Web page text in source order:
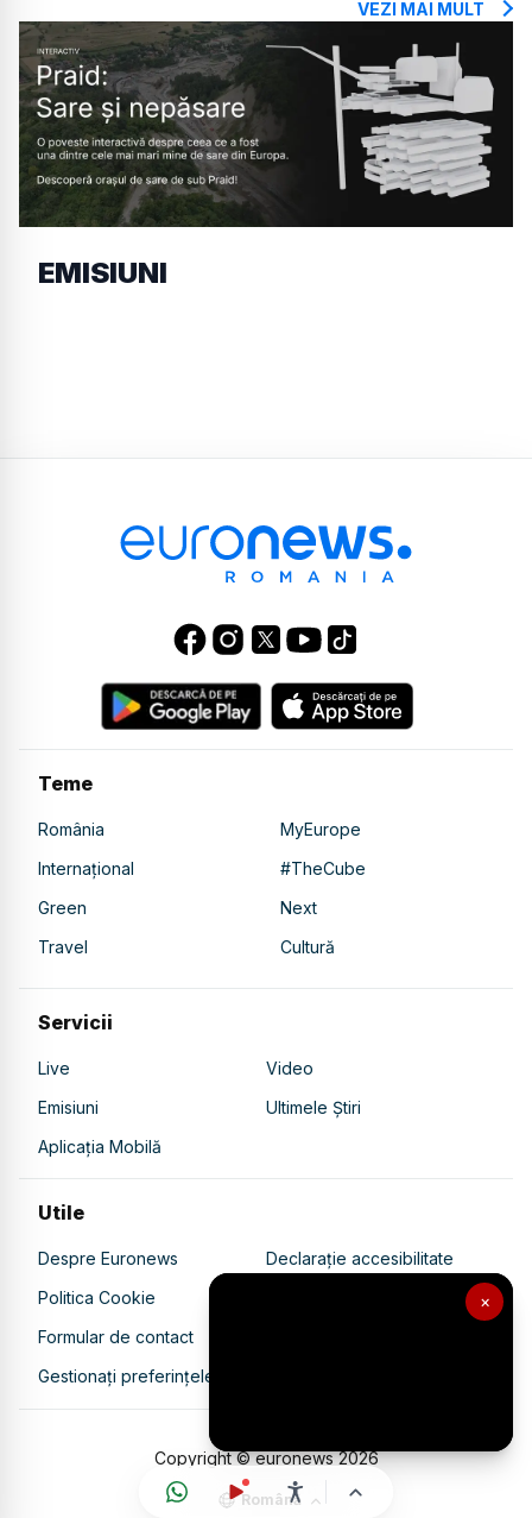
×
VEZI MAI MULT
EMISIUNI
Teme
România
MyEurope
Internațional
#TheCube
Green
Next
Travel
Cultură
Servicii
Live
Video
Emisiuni
Ultimele Știri
Aplicația Mobilă
Utile
Despre Euronews
Declarație accesibilitate
Politica Cookie
Politica de confidențialitate
Formular de contact
Gestionați preferințele
Copyright © euronews2026
Română